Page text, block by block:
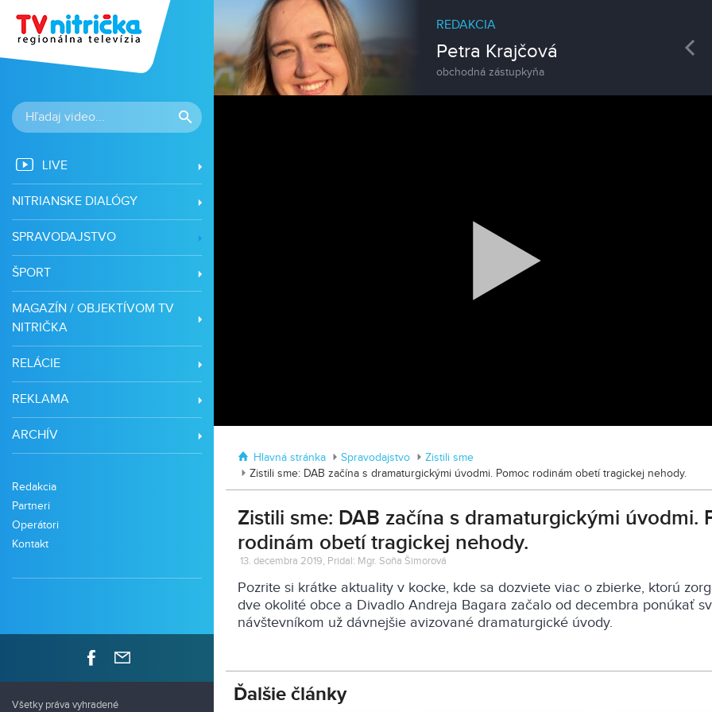
LIVE
NITRIANSKE DIALÓGY
SPRAVODAJSTVO
ŠPORT
MAGAZÍN / OBJEKTÍVOM TV
NITRIČKA
RELÁCIE
REKLAMA
ARCHÍV
Redakcia
Partneri
Operátori
Kontakt
Všetky práva vyhradené
REDAKCIA
Petra Krajčová
obchodná zástupkyňa
Traktormánia 2025 s pozvánkou
Hlavná stránka Spravodajstvo
Zistili sme
Zistili sme: DAB začína s dramaturgickými úvodmi. Pomoc rodinám obetí tragickej nehody.
Zistili sme: DAB začína s dramaturgickými úvodmi.
rodinám obetí tragickej nehody.
13. decembra 2019, Pridal: Mgr. Soňa Šimorová
Pozrite si krátke aktuality v kocke, kde sa dozviete viac o zbierke, ktorú
dve okolité obce a Divadlo Andreja Bagara začalo od decembra ponúkať
návštevníkom už dávnejšie avizované dramaturgické úvody.
Ďalšie články